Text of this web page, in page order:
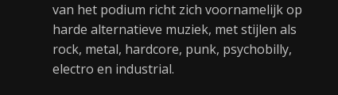
van het podium richt zich voornamelijk op
harde alternatieve muziek, met stijlen als
rock, metal, hardcore, punk, psychobilly,
electro en industrial.